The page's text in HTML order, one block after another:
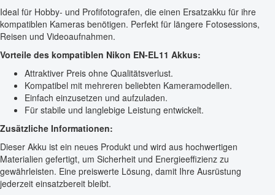
Ideal für Hobby- und Profifotografen, die einen Ersatzakku für ihre
kompatiblen Kameras benötigen. Perfekt für längere Fotosessions,
Reisen und Videoaufnahmen.
Vorteile des kompatiblen Nikon EN-EL11 Akkus:
Attraktiver Preis ohne Qualitätsverlust.
Kompatibel mit mehreren beliebten Kameramodellen.
Einfach einzusetzen und aufzuladen.
Für stabile und langlebige Leistung entwickelt.
Zusätzliche Informationen:
Dieser Akku ist ein neues Produkt und wird aus hochwertigen
Materialien gefertigt, um Sicherheit und Energieeffizienz zu
gewährleisten. Eine preiswerte Lösung, damit Ihre Ausrüstung
jederzeit einsatzbereit bleibt.